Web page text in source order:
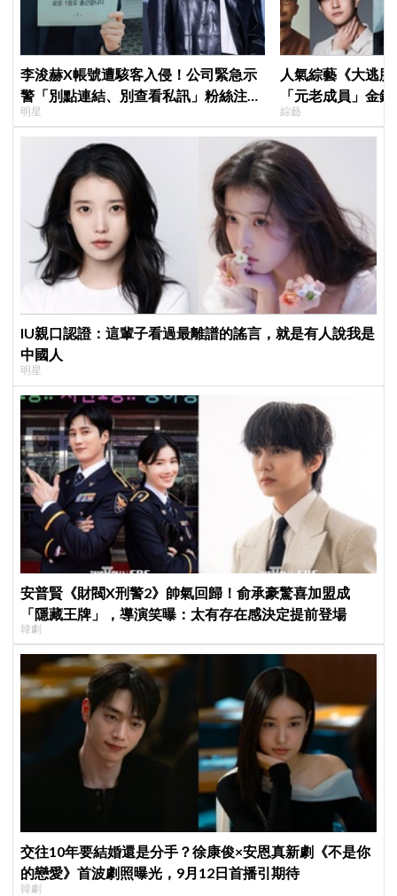
李浚赫X帳號遭駭客入侵！公司緊急示
警「別點連結、別查看私訊」粉絲注意
了
明星
人氣綜藝《大逃
「元老成員」金
SEVENTEEN 勝
席成最大焦點
綜藝
IU親口認證：這輩子看過最離譜的謠言，就是有人說我是
中國人
明星
安普賢《財閥X刑警2》帥氣回歸！俞承豪驚喜加盟成
「隱藏王牌」，導演笑曝：太有存在感決定提前登場
韓劇
交往10年要結婚還是分手？徐康俊×安恩真新劇《不是你
的戀愛》首波劇照曝光，9月12日首播引期待
韓劇